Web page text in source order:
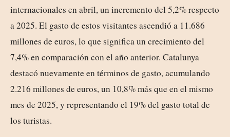
internacionales en abril, un incremento del 5,2% respecto
a 2025. El gasto de estos visitantes ascendió a 11.686
millones de euros, lo que significa un crecimiento del
7,4% en comparación con el año anterior. Catalunya
destacó nuevamente en términos de gasto, acumulando
2.216 millones de euros, un 10,8% más que en el mismo
mes de 2025, y representando el 19% del gasto total de
los turistas.